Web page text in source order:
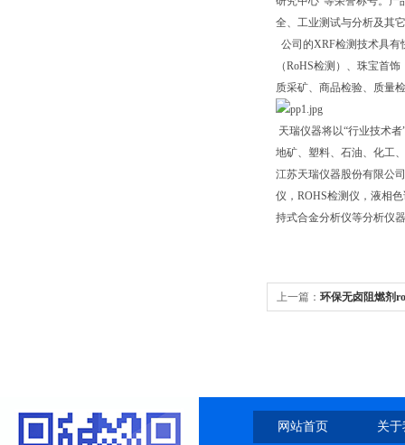
全、工业测试与分析及其
公司的XRF检测技术具
（RoHS检测）、珠宝首
质采矿、商品检验、质量
天瑞仪器将以“行业技术
地矿、塑料、石油、化工
江苏天瑞仪器股份有限公
仪，ROHS检测仪，液相
持式合金分析仪等分析仪
上一篇： 环保无卤阻燃剂
网站首页 关